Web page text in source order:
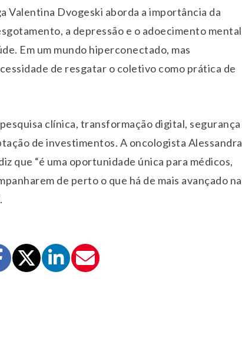
Valentina Dvogeski aborda a importância da
a depressão e o adoecimento mental
Em um mundo hiperconectado, mas
de resgatar o coletivo como prática de
clínica, transformação digital, segurança
de investimentos. A oncologista Alessandra
que “é uma oportunidade única para médicos,
de perto o que há de mais avançado na